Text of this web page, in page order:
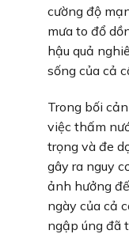
cường độ
mưa to đổ
hậu quả
sống của cả
Trong bối
việc thấm
trọng và đe
gây ra nguy
ảnh hưởng
ngày của cả
ngập úng đã